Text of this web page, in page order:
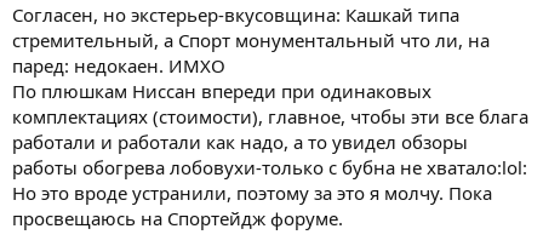
Согласен, но экстерьер-вкусовщина: Кашкай типа
стремительный, а Спорт монументальный что ли, на
паред: недокаен. ИМХО
По плюшкам Ниссан впереди при одинаковых
комплектациях (стоимости), главное, чтобы эти все блага
работали и работали как надо, а то увидел обзоры
работы обогрева лобовухи-только с бубна не хватало:lol:
Но это вроде устранили, поэтому за это я молчу. Пока
просвещаюсь на Спортейдж форуме.